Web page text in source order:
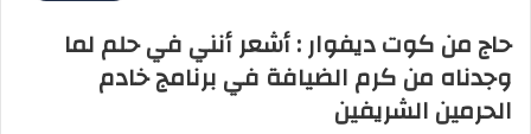
حاج من كوت ديفوار : أشعر أنني في حلم لما
وجدناه من كرم الضيافة في برنامج خادم
الحرمين الشريفين